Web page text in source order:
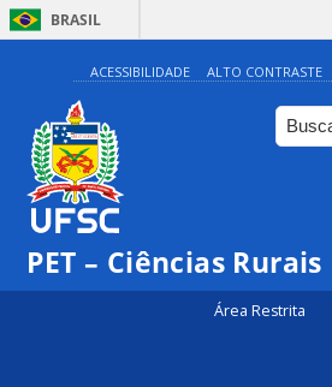
BRASIL
ACESSIBILIDADE ALTO CONTRASTE
PET – Ciências Rurais
Área Restrita